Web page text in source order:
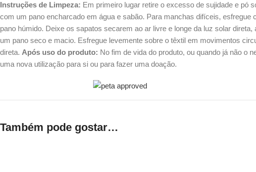
Instruções de Limpeza: Em primeiro lugar retire o excesso de sujidade e pó
com um pano encharcado em água e sabão. Para manchas difíceis,
pano húmido. Deixe os sapatos secarem ao ar livre e longe da luz solar
um pano seco e macio. Esfregue levemente sobre o têxtil em movimentos
direta. Após uso do produto: No fim de vida do produto, ou quando já não o
uma nova utilização para si ou para fazer uma doação.
Também pode gostar…